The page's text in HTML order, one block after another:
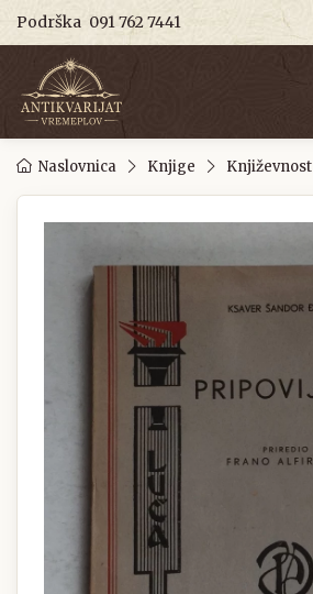
Podrška 091 762 7441
Naslovnica Knjige Književnost